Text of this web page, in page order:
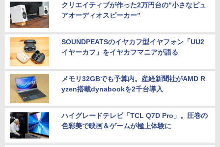
クリエイティブが作った2万円台の“小さなピュ
アオーディオスピーカー”
SOUNDPEATSのイヤカフ型イヤフォン「UU2
イヤーカフ」をイヤカフマニアが語る
メモリ32GBでも予算内。産経新聞社がAMD R
yzen搭載dynabookを2千台導入
ハイグレードテレビ「TCL Q7D Pro」。圧巻の
色彩美で映画＆ゲームが極上体験に